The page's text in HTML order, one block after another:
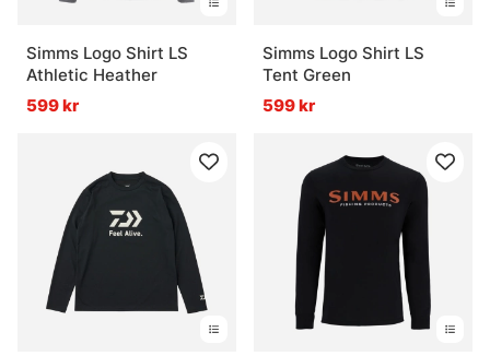
Simms Logo Shirt LS
Athletic Heather
599 kr
Simms Logo Shirt LS
Tent Green
599 kr